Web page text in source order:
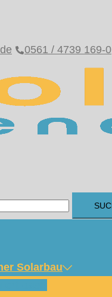
0561 / 4739 169-0
Solarbau